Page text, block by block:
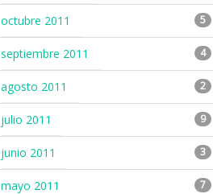
octubre 2011 5
septiembre 2011 4
agosto 2011 2
julio 2011 9
junio 2011 3
mayo 2011 7